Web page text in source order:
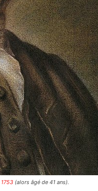
1753 (alors âgé de 41 ans).